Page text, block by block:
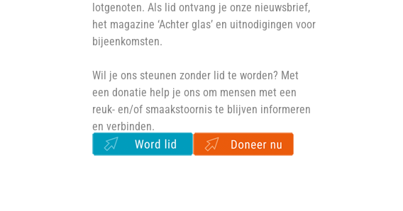
lotgenoten. Als lid ontvang je onze nieuwsbrief,
het magazine ‘Achter glas’ en uitnodigingen voor
bijeenkomsten.
Wil je ons steunen zonder lid te worden? Met
een donatie help je ons om mensen met een
reuk- en/of smaakstoornis te blijven informeren
en verbinden.